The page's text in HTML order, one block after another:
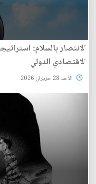
الانتصار بالسلام:
الاقتصادي الدولي
الأحد 28 حزيران 2026